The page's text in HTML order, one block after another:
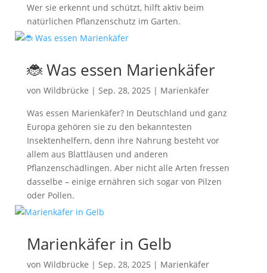
Wer sie erkennt und schützt, hilft aktiv beim
natürlichen Pflanzenschutz im Garten.
🐞 Was essen Marienkäfer
von Wildbrücke | Sep. 28, 2025 | Marienkäfer
Was essen Marienkäfer? In Deutschland und ganz
Europa gehören sie zu den bekanntesten
Insektenhelfern, denn ihre Nahrung besteht vor
allem aus Blattläusen und anderen
Pflanzenschädlingen. Aber nicht alle Arten fressen
dasselbe – einige ernähren sich sogar von Pilzen
oder Pollen.
Marienkäfer in Gelb
von Wildbrücke | Sep. 28, 2025 | Marienkäfer